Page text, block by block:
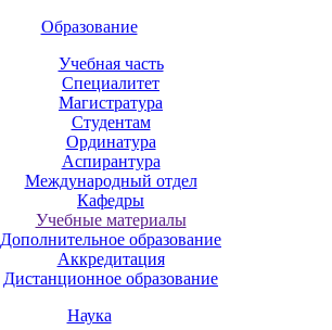
Образование
Учебная часть
Специалитет
Магистратура
Студентам
Ординатура
Аспирантура
Международный отдел
Кафедры
Учебные материалы
Дополнительное образование
Аккредитация
Дистанционное образование
Наука